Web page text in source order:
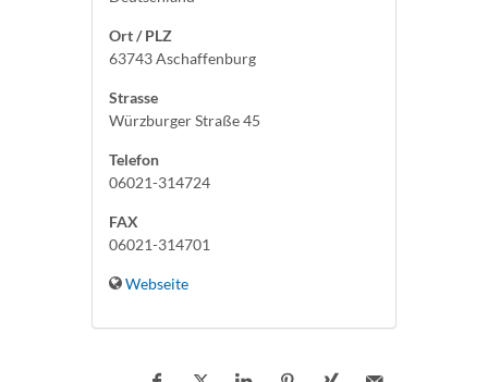
Ort / PLZ
63743 Aschaffenburg
Strasse
Würzburger Straße 45
Telefon
06021-314724
FAX
06021-314701
Webseite